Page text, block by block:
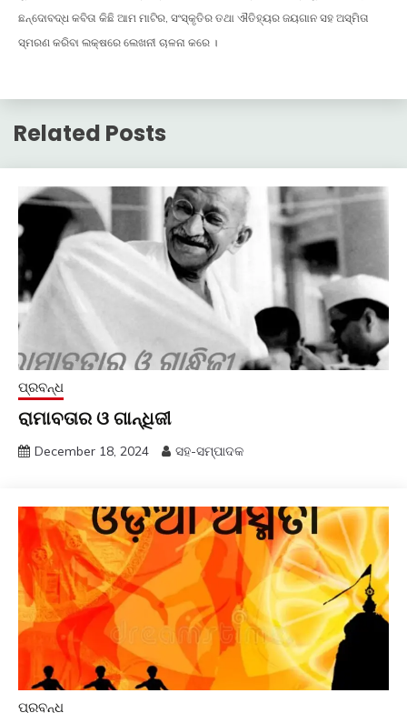
ଛନ୍ଦୋବଦ୍ଧ କବିତା କିଛି ଆମ ମାଟିର, ସଂସ୍କୃତିର ତଥା ଐତିହ୍ୟର ଜୟଗାନ ସହ ଅସ୍ମିତା
ସ୍ମରଣ କରିବା ଲକ୍ଷରେ ଲେଖନୀ ଚାଳନା କରେ ।
Related Posts
ପ୍ରବନ୍ଧ
ରାମାବତାର ଓ ଗାନ୍ଧିଜୀ
December 18, 2024 ସହ-ସମ୍ପାଦକ
ପ୍ରବନ୍ଧ